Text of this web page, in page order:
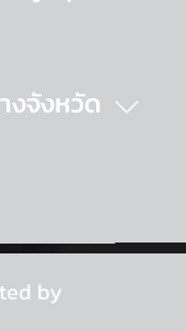
กรมธรรม์
จะอยู่ลึก
เมตร ซึ่ง
นดินดานใน
น่นอน และยัง
ในการสร้างบ้าน
กวิศวกรรมโดย
ด้เลยว่า
น/ต้น ซึ่งเข็ม
คือ KEMREX
มยาวสูงสุดที่ 34
งจังหวัด
ง)
by